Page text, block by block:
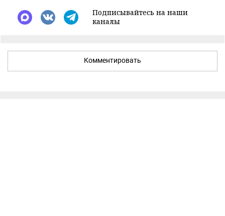
Подписывайтесь на наши
каналы
Комментировать